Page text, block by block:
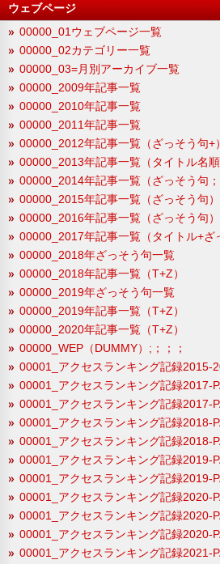
ウェブページ
00000_01ウェブページ一覧
00000_02カテゴリー一覧
00000_03=月別アーカイブ一覧
00000_2009年記事一覧
00000_2010年記事一覧
00000_2011年記事一覧
00000_2012年記事一覧（ざっそう句+）
00000_2013年記事一覧（タイトル名順
00000_2014年記事一覧（ざっそう句；
00000_2015年記事一覧（ざっそう句）
00000_2016年記事一覧（ざっそう句）
00000_2017年記事一覧（タイトル+ざ
00000_2018年ざっそう句一覧
00000_2018年記事一覧（T+Z）
00000_2019年ざっそう句一覧
00000_2019年記事一覧（T+Z）
00000_2020年記事一覧（T+Z）
00000_WEP（DUMMY）;；；；
00001_アクセスランキング記録2015-
00001_アクセスランキング記録2017-
00001_アクセスランキング記録2017-
00001_アクセスランキング記録2018-
00001_アクセスランキング記録2018-
00001_アクセスランキング記録2019-
00001_アクセスランキング記録2019-
00001_アクセスランキング記録2020-
00001_アクセスランキング記録2020-
00001_アクセスランキング記録2020-
00001_アクセスランキング記録2021-